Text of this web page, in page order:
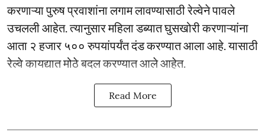
करणाऱ्या पुरुष प्रवाशांना लगाम लावण्यासाठी रेल्वेने पावले
उचलली आहेत. त्यानुसार महिला डब्यात घुसखोरी करणाऱ्यांना
आता २ हजार ५०० रुपयांपर्यंत दंड करण्यात आला आहे. यासाठी
रेल्वे कायद्यात मोठे बदल करण्यात आले आहेत.
Read More